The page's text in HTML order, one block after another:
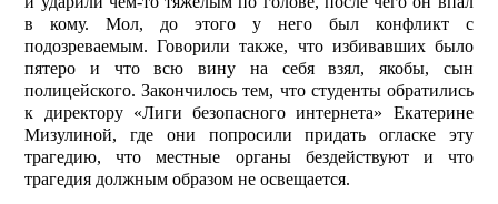
в кому. Мол, до этого у него был конфликт с
подозреваемым. Говорили также, что избивавших было
пятеро и что всю вину на себя взял, якобы, сын
полицейского. Закончилось тем, что студенты обратились
к директору «Лиги безопасного интернета» Екатерине
Мизулиной, где они попросили придать огласке эту
трагедию, что местные органы бездействуют и что
трагедия должным образом не освещается.